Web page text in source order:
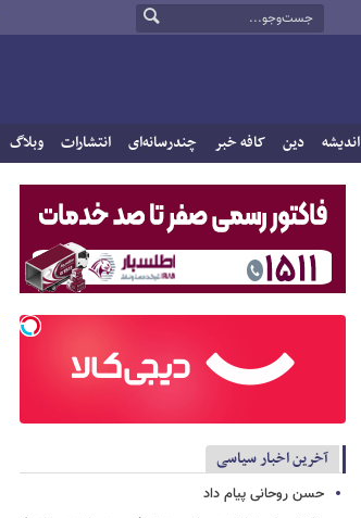
اندیشه دین کافه خبر چندرسانه‌ای انتشارات وبلاگ
آخرین اخبار سیاسی
حسن روحانی پیام داد